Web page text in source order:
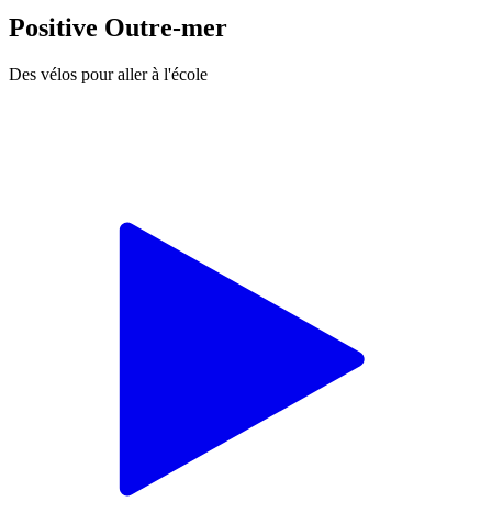
Positive Outre-mer
Des vélos pour aller à l'école